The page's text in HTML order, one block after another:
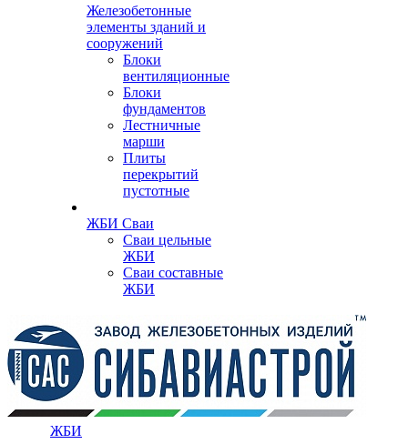
Железобетонные
элементы зданий и
сооружений
Блоки
вентиляционные
Блоки
фундаментов
Лестничные
марши
Плиты
перекрытий
пустотные
ЖБИ Сваи
Сваи цельные
ЖБИ
Сваи составные
ЖБИ
ЖБИ